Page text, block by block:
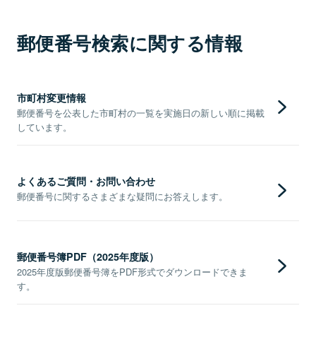
郵便番号検索に関する情報
市町村変更情報
郵便番号を公表した市町村の一覧を実施日の新しい順に掲載
しています。
よくあるご質問・お問い合わせ
郵便番号に関するさまざまな疑問にお答えします。
郵便番号簿PDF（2025年度版）
2025年度版郵便番号簿をPDF形式でダウンロードできま
す。